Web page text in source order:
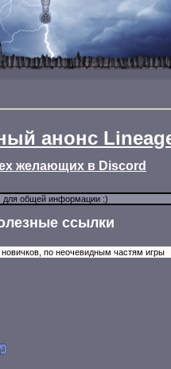
анонс
желающих в Discord
ссылки